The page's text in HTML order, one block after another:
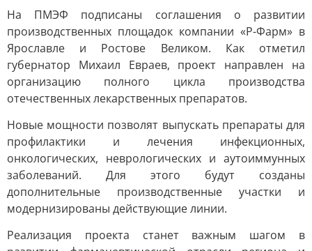
На ПМЭФ подписаны соглашения о развитии
производственных площадок компании «Р-Фарм» в
Ярославле и Ростове Великом. Как отметил
губернатор Михаил Евраев, проект направлен на
организацию полного цикла производства
отечественных лекарственных препаратов.
Новые мощности позволят выпускать препараты для
профилактики и лечения инфекционных,
онкологических, неврологических и аутоиммунных
заболеваний. Для этого будут созданы
дополнительные производственные участки и
модернизированы действующие линии.
Реализация проекта станет важным шагом в